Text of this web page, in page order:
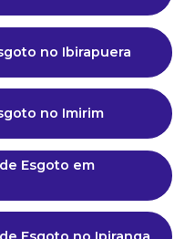
no Ibirapuera
no Imirim
Esgoto em